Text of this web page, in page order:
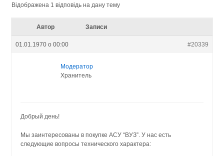
Відображена 1 відповідь на дану тему
Автор Записи
01.01.1970 о 00:00 #20339
Модератор
Хранитель
Добрый день!
Мы заинтересованы в покупке АСУ “ВУЗ”. У нас есть
следующие вопросы технического характера: